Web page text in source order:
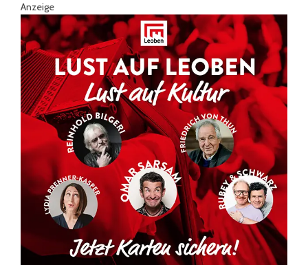
Anzeige